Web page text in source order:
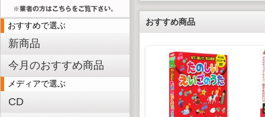
おすすめで選ぶ
新商品
今月のおすすめ商品
メディアで選ぶ
CD
おすすめ商品